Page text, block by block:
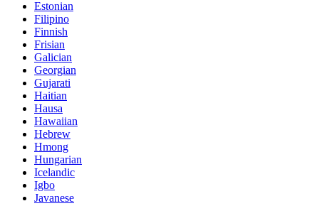
Estonian
Filipino
Finnish
Frisian
Galician
Georgian
Gujarati
Haitian
Hausa
Hawaiian
Hebrew
Hmong
Hungarian
Icelandic
Igbo
Javanese